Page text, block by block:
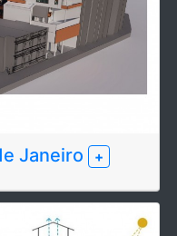
Janeiro +